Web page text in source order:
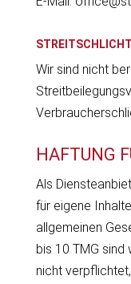
Wir sind nicht
HAFTUNG
Als
für eigene
allgemeinen
bis 10 TMG sind
nicht